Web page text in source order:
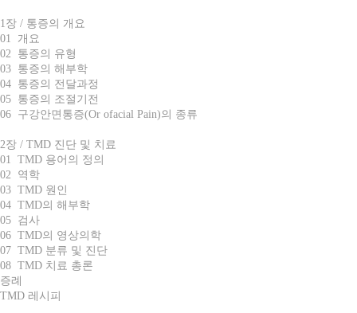
1장 / 통증의 개요
01 개요
02 통증의 유형
03 통증의 해부학
04 통증의 전달과정
05 통증의 조절기전
06 구강안면통증(Or ofacial Pain)의 종류
2장 / TMD 진단 및 치료
01 TMD 용어의 정의
02 역학
03 TMD 원인
04 TMD의 해부학
05 검사
06 TMD의 영상의학
07 TMD 분류 및 진단
08 TMD 치료 총론
증례
TMD 레시피